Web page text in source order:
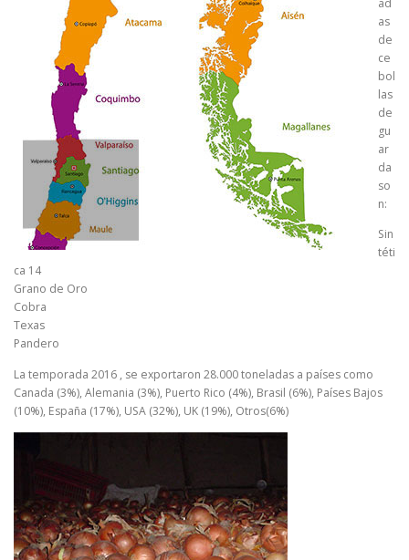
ad
as
de
ce
bol
las
de
gu
ar
da
so
n:
Sin
téti
ca 14
Grano de Oro
Cobra
Texas
Pandero
La temporada 2016 , se exportaron 28.000 toneladas a países como
Canada (3%), Alemania (3%), Puerto Rico (4%), Brasil (6%), Países Bajos
(10%), España (17%), USA (32%), UK (19%), Otros(6%)